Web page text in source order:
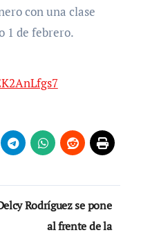
con una clase
1 de febrero.
Rodríguez se pone
al frente de la